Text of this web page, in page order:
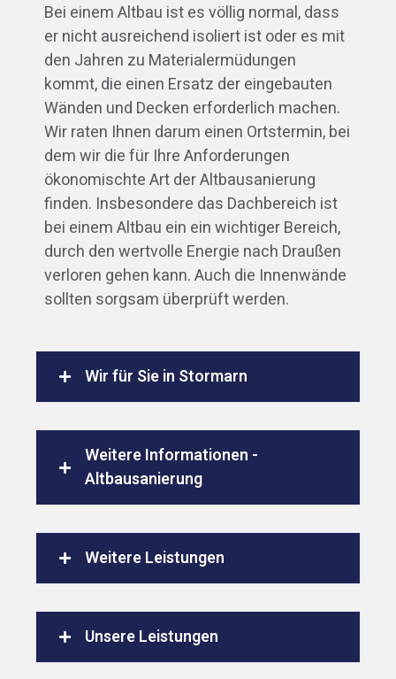
Bei einem Altbau ist es völlig normal, dass
er nicht ausreichend isoliert ist oder es mit
den Jahren zu Materialermüdungen
kommt, die einen Ersatz der eingebauten
Wänden und Decken erforderlich machen.
Wir raten Ihnen darum einen Ortstermin, bei
dem wir die für Ihre Anforderungen
ökonomischte Art der Altbausanierung
finden. Insbesondere das Dachbereich ist
bei einem Altbau ein ein wichtiger Bereich,
durch den wertvolle Energie nach Draußen
verloren gehen kann. Auch die Innenwände
sollten sorgsam überprüft werden.
Wir für Sie in Stormarn
Weitere Informationen -
Altbausanierung
Weitere Leistungen
Unsere Leistungen